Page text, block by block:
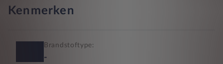
Kenmerken
Brandstoftype:
-